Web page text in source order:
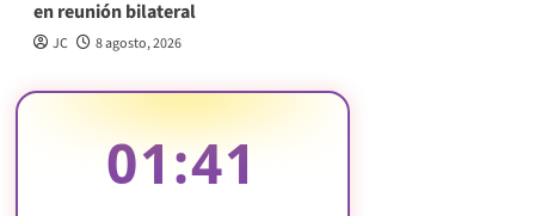
en reunión bilateral
JC 8 agosto, 2026
01:41